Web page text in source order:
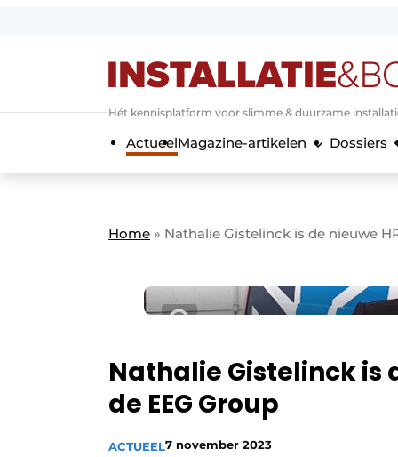
Algemene voorwaarden
Banner overzicht
BedrijvenAanmeldenBedankt voor de
Bedrijven
Evenement aanmelden
Meest gelezen
Podcasts
Vacature aanmelden
Vacatures
Hét kennisplatform voor slimme & duurzame
ActueelMagazine-artikelen Dossiers
Home » Nathalie Gistelinck is de nieuwe
Nathalie Gistelinck is
de EEG Group
ACTUEEL7 november 2023